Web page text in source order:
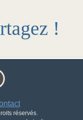
!
réservés.